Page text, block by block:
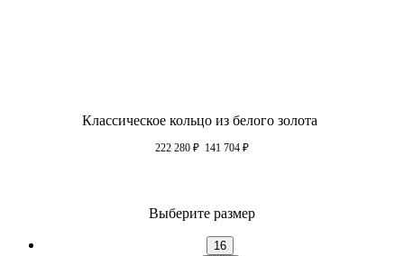
Классическое кольцо из белого золота
222 280 ₽ 141 704 ₽
Выберите размер
16